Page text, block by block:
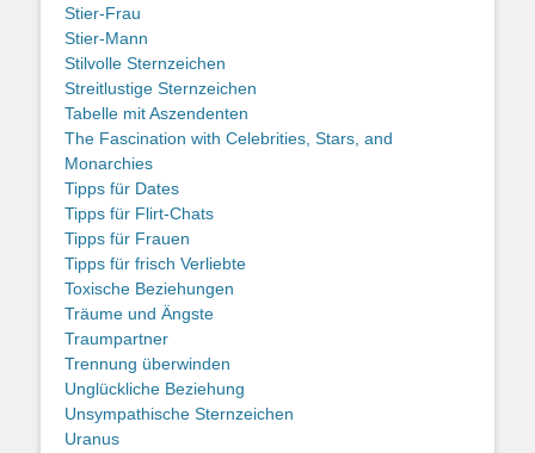
Stier-Frau
Stier-Mann
Stilvolle Sternzeichen
Streitlustige Sternzeichen
Tabelle mit Aszendenten
The Fascination with Celebrities, Stars, and
Monarchies
Tipps für Dates
Tipps für Flirt-Chats
Tipps für Frauen
Tipps für frisch Verliebte
Toxische Beziehungen
Träume und Ängste
Traumpartner
Trennung überwinden
Unglückliche Beziehung
Unsympathische Sternzeichen
Uranus